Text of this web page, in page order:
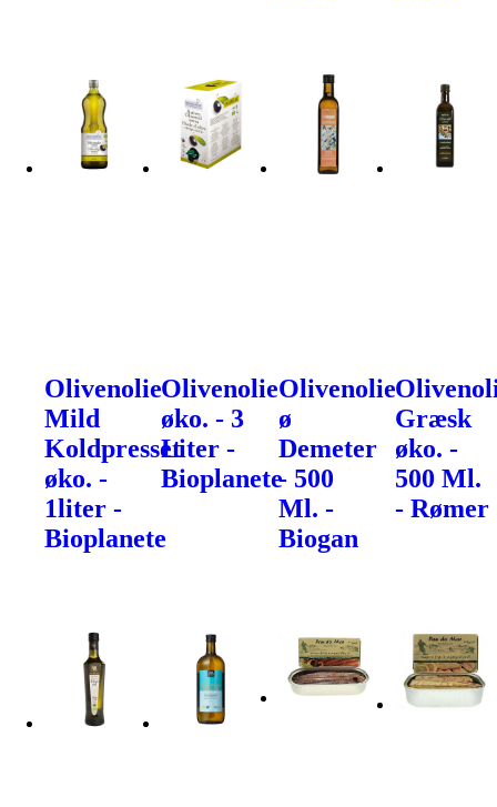
Olivenolie
Mild
Koldpresset
øko. -
1liter -
Bioplanete
Olivenolie
øko. - 3
Liter -
Bioplanete
Olivenolie
ø
Demeter
- 500
Ml. -
Biogan
Græsk
øko. -
500 Ml.
- Rømer